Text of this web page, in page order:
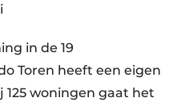
in de 19
Toren heeft een eigen
125 woningen gaat het